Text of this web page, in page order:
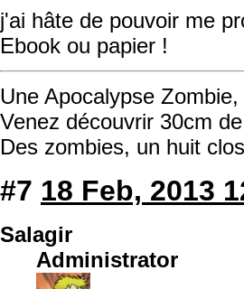
j'ai hâte de pouvoir me
Ebook ou papier !
Une Apocalypse
Venez découvrir 30cm
Des zombies, un huit
#7 18 Feb, 2013
Salagir
Administrator